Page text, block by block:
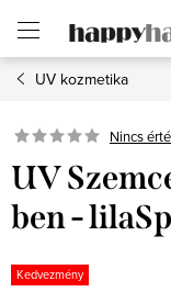
fő
tartalomhozUV kozmetika
Nincs
UV
ben -
Kedvezmény